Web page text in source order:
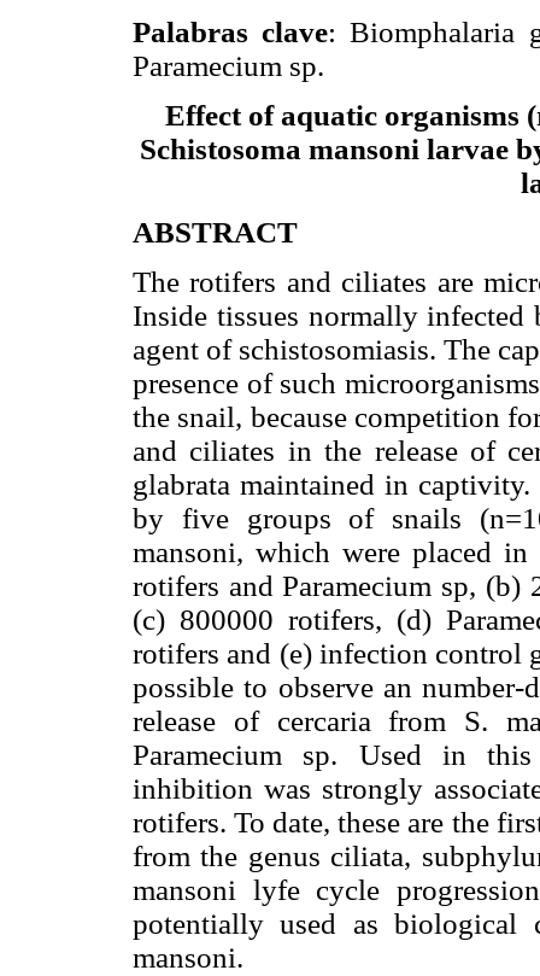
Palabras clave: Biomphalaria
Paramecium sp.
Effect of aquatic organisms
Schistosoma mansoni larvae
ABSTRACT
The rotifers and ciliates are
Inside tissues normally infected
agent of schistosomiasis. The
presence of such
the snail, because competition
and ciliates in the release of
glabrata maintained in
by five groups of snails
mansoni, which were placed
rotifers and Paramecium sp, (b)
(c) 800000 rotifers, (d)
rotifers and (e) infection control
possible to observe an number-
release of cercaria from S.
Paramecium sp. Used in
inhibition was strongly
rotifers. To date, these are the
from the genus ciliata,
mansoni lyfe cycle
potentially used as
mansoni.